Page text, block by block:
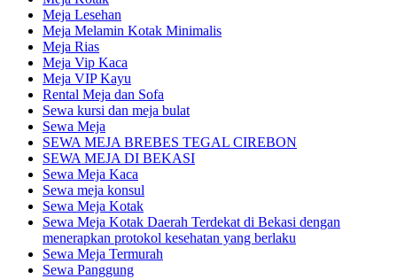
Meja Lesehan
Meja Melamin Kotak Minimalis
Meja Rias
Meja Vip Kaca
Meja VIP Kayu
Rental Meja dan Sofa
Sewa kursi dan meja bulat
Sewa Meja
SEWA MEJA BREBES TEGAL CIREBON
SEWA MEJA DI BEKASI
Sewa Meja Kaca
Sewa meja konsul
Sewa Meja Kotak
Sewa Meja Kotak Daerah Terdekat di Bekasi dengan
menerapkan protokol kesehatan yang berlaku
Sewa Meja Termurah
Sewa Panggung